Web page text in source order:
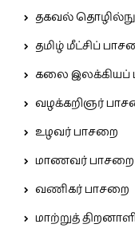
தகவல்
தமிழ் மீட்சிப்
கலை இலக்கியப்
வழக்கறிஞர்
உழவர் பாசறை
மாணவர் பாசறை
வணிகர் பாசறை
மாற்றுத்